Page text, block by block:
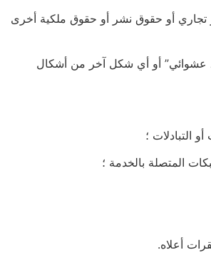
تجاري أو حقوق نشر أو حقوق ملكية أخرى
عشوائي” أو أي شكل آخر من أشكال
التبادلات ؛
أعلاه.